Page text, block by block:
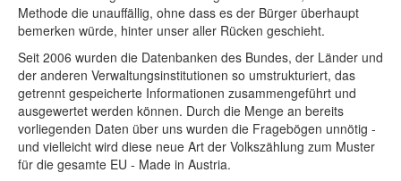
Methode die unauffällig, ohne dass es der Bürger überhaupt
bemerken würde, hinter unser aller Rücken geschieht.
Seit 2006 wurden die Datenbanken des Bundes, der Länder und
der anderen Verwaltungsinstitutionen so umstrukturiert, das
getrennt gespeicherte Informationen zusammengeführt und
ausgewertet werden können. Durch die Menge an bereits
vorliegenden Daten über uns wurden die Fragebögen unnötig -
und vielleicht wird diese neue Art der Volkszählung zum Muster
für die gesamte EU - Made in Austria.